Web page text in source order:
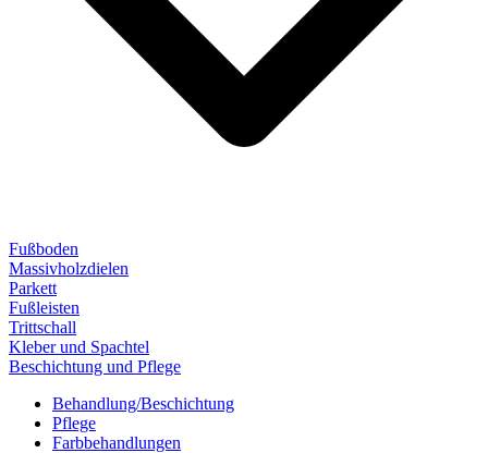
Fußboden
Massivholzdielen
Parkett
Fußleisten
Trittschall
Kleber und Spachtel
Beschichtung und Pflege
Behandlung/Beschichtung
Pflege
Farbbehandlungen